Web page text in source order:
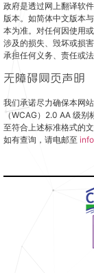
政府是透过网上翻译软
版本。如简体中文版本
本为准。对任何因使用
涉及的损失、毁坏或损
承担任何义务、责任或法
无障碍网页声明
我们承诺尽力确保本网
（WCAG）2.0 AA 级别
至符合上述标准格式的
如有查询，请电邮至